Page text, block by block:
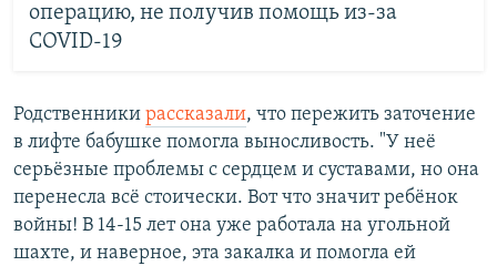
операцию, не получив помощь из-за
COVID-19
Родственники рассказали, что пережить заточение
в лифте бабушке помогла выносливость. "У неё
серьёзные проблемы с сердцем и суставами, но она
перенесла всё стоически. Вот что значит ребёнок
войны! В 14-15 лет она уже работала на угольной
шахте, и наверное, эта закалка и помогла ей